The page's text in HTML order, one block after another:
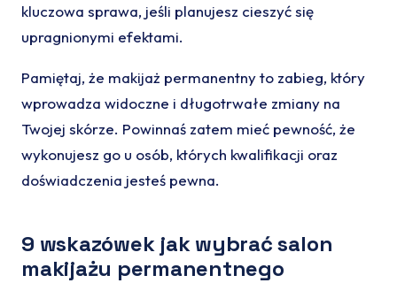
kluczowa sprawa, jeśli planujesz cieszyć się
upragnionymi efektami.
Pamiętaj, że makijaż permanentny to zabieg, który
wprowadza widoczne i długotrwałe zmiany na
Twojej skórze. Powinnaś zatem mieć pewność, że
wykonujesz go u osób, których kwalifikacji oraz
doświadczenia jesteś pewna.
9 wskazówek jak wybrać salon
makijażu permanentnego